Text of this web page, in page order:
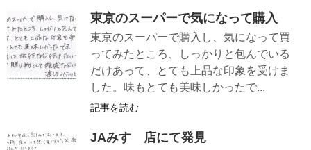
東京のスーパーで気になって購入
東京のスーパーで購入し、気になって買
ってみたところ、しっかりと包んでいる
だけあって、とても上品な印象を受けま
した。味もとても美味しかったで...
記事を読む
JAみすゞ店にて発見